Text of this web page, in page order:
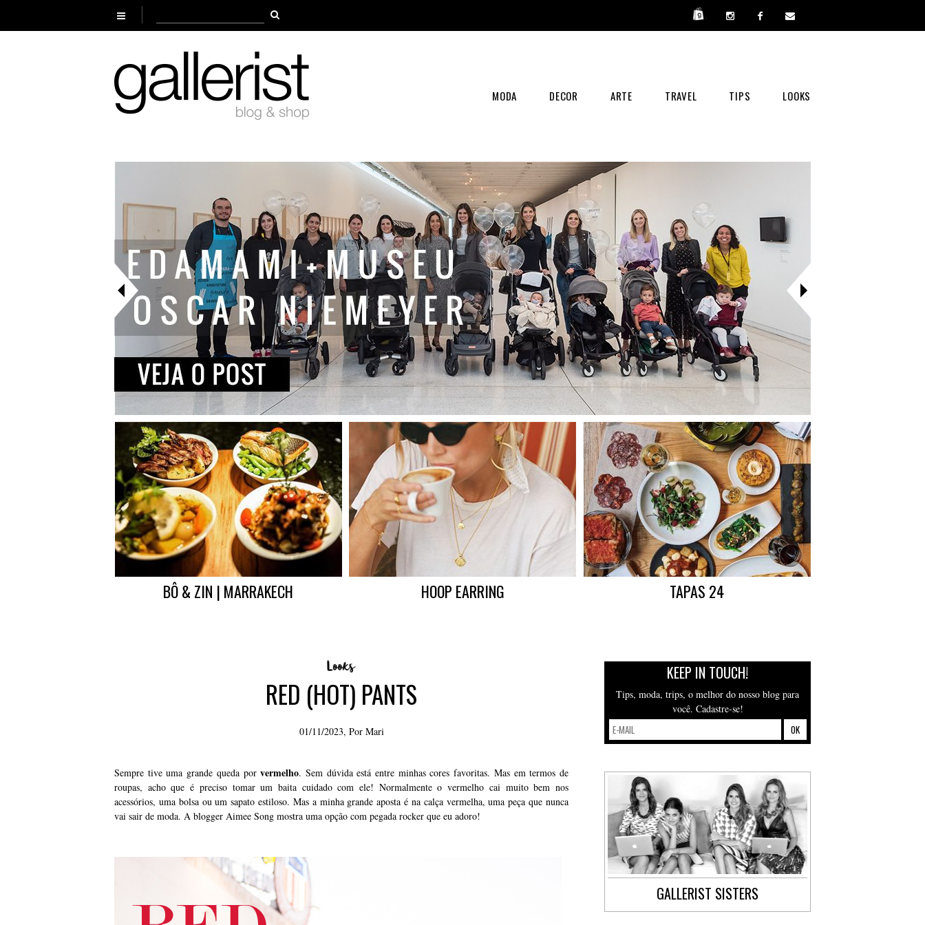
MODA DECOR ARTE TRAVEL TIPS LOOKS
BÔ & ZIN | MARRAKECH HOOP EARRING TAPAS 24
RED (HOT) PANTS
01/11/2023, Por Mari
Sempre tive uma grande queda porvermelho. Sem dúvida está entre minhas cores favoritas. Mas em termos de
roupas, acho que é preciso tomar um baita cuidado com ele! Normalmente o vermelho cai muito bem nos
acessórios, uma bolsa ou um sapato estiloso. Mas a minha grande aposta é na calça vermelha, uma peça que nunca
vai sair de moda. A blogger Aimee Song mostra uma opção com pegada rocker que eu adoro!
KEEP IN TOUCH!
Tips, moda, trips, o melhor do nosso blog para
você. Cadastre-se!
GALLERIST SISTERS